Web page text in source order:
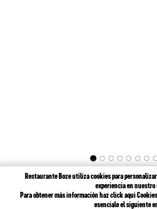
Copyright © Restaurante Boze Todos los
Restaurante Boze utiliza cookies para
experiencia en
Para obtener más información haz click aquiCookies
esenciale el siguiente